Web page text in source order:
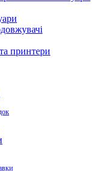
принтери